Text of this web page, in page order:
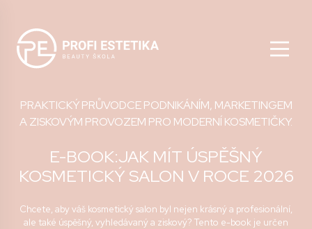
PRAKTICKÝ PRŮVODCE PODNIKÁNÍM, MARKETINGEM
A ZISKOVÝM PROVOZEM PRO MODERNÍ KOSMETIČKY.
E-BOOK:JAK MÍT ÚSPĚŠNÝ
KOSMETICKÝ SALON V ROCE 2026
Chcete, aby váš kosmetický salon byl nejen krásný a profesionální,
ale také úspěšný, vyhledávaný a ziskový? Tento e-book je určen